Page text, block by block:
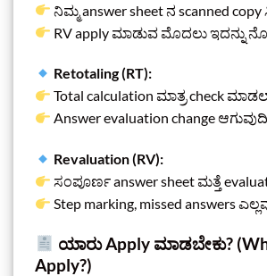
ನಿಮ್ಮ answer sheet ನ scanned copy
RV apply ಮಾಡುವ ಮೊದಲು ಇದನ್ನು
Retotaling (RT):
Total calculation ಮಾತ್ರ check
Answer evaluation change
Revaluation (RV):
ಸಂಪೂರ್ಣ answer sheet ಮತ್ತೆ
Step marking, missed answers
ಯಾರು Apply ಮಾಡಬೇಕು?
Apply?)